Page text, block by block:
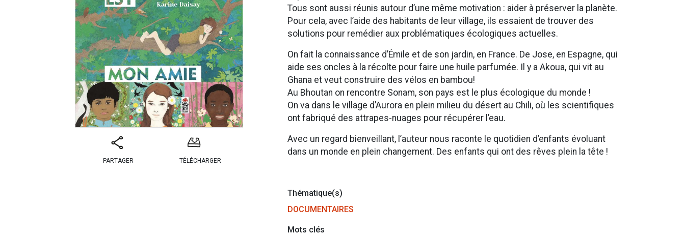
PARTAGER TÉLÉCHARGER
Tous sont aussi réunis autour d’une même motivation : aider à préserver la planète.
Pour cela, avec l’aide des habitants de leur village, ils essaient de trouver des
solutions pour remédier aux problématiques écologiques actuelles.
On fait la connaissance d’Émile et de son jardin, en France. De Jose, en Espagne, qui
aide ses oncles à la récolte pour faire une huile parfumée. Il y a Akoua, qui vit au
Ghana et veut construire des vélos en bambou!
Au Bhoutan on rencontre Sonam, son pays est le plus écologique du monde !
On va dans le village d’Aurora en plein milieu du désert au Chili, où les scientifiques
ont fabriqué des attrapes-nuages pour récupérer l’eau.
Avec un regard bienveillant, l’auteur nous raconte le quotidien d’enfants évoluant
dans un monde en plein changement. Des enfants qui ont des rêves plein la tête !
Thématique(s)
DOCUMENTAIRES
Mots clés